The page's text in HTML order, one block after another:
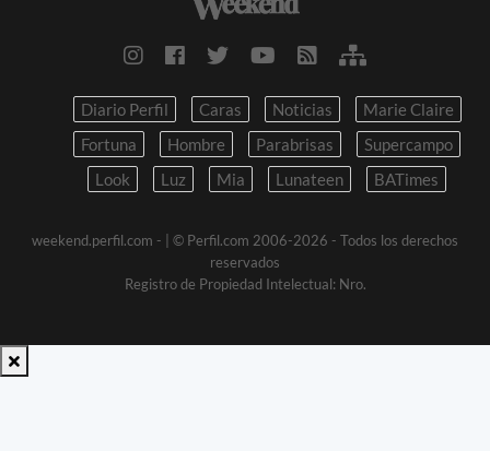
Diario Perfil Caras Noticias
Marie Claire
Fortuna
Hombre Parabrisas
Supercampo
Look
Luz Mia Lunateen BATimes
weekend.perfil.com -
| © Perfil.com 2006-2026 - Todos los derechos
reservados
Registro de Propiedad Intelectual: Nro.